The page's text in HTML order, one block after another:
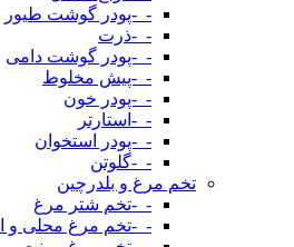
-_-پودر گوشت طیور
-_-ذرت
-_-پودر گوشت دامی
-_-پیش مخلوط
-_-پودر خون
-_-استارتر
-_-پودر استخوان
-_-گلوتن
تخم مرغ و بلدرچین
-_-تخم شتر مرغ
-_-تخم مرغ محلی و